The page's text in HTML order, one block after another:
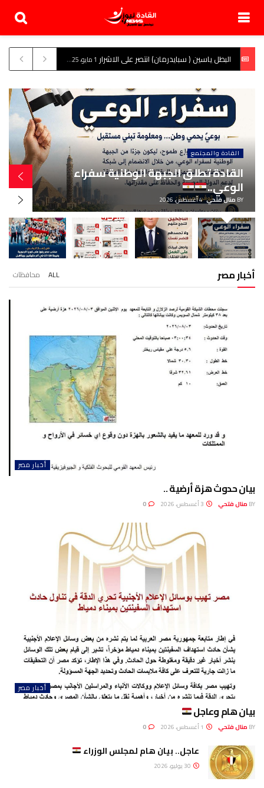
البطل ياسين ( سبايدرمان) انتصر على الاشرار 1 مايو، 2025
القادة والمجتمع
القادة تطلق الجبهة الوطنية سفراء
الوعي..
BY منال فتحي 4 أغسطس، 2026
أخبار مصر ALL محافظات
أخبار مصر
بيان حدوث هزة أرضية ..
BY منال فتحي
أخبار مصر
بيان هام وعاجل
BY منال فتحي
عاجل.. بيان هام لمجلس الوزراء